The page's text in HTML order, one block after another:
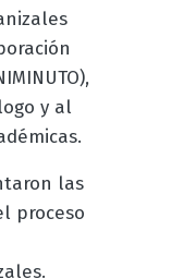
y al
las
proceso